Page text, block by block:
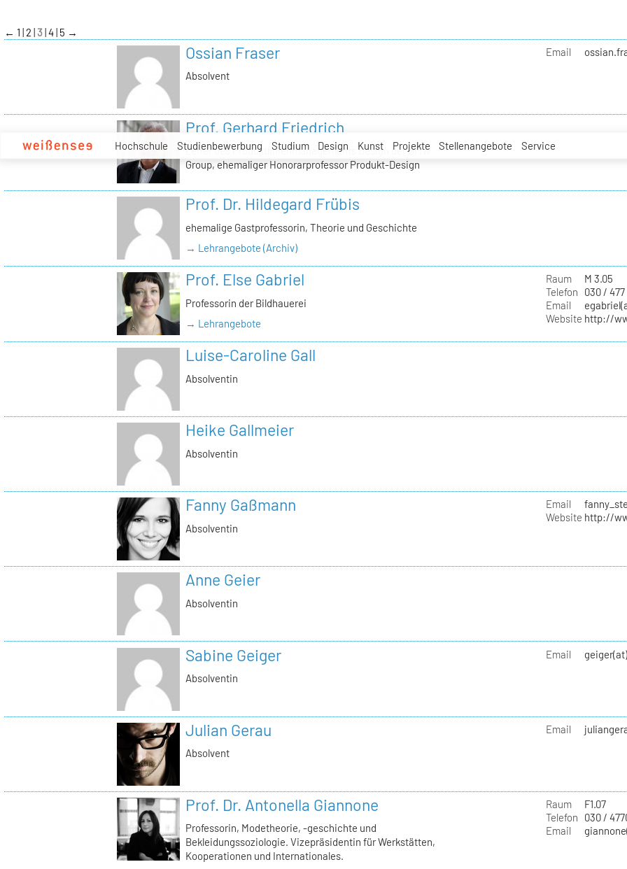
Hochschule Studienbewerbung Studium Design Kunst Projekte Stellenangebote Service
← 1 2 3 4 5 →
Ossian Fraser
Absolvent
Email
Prof. Gerhard Friedrich
Leiter des Produktlinienmanagements Design der BMW
Group, ehemaliger Honorarprofessor Produkt-Design
Prof. Dr. Hildegard Frübis
ehemalige Gastprofessorin, Theorie und Geschichte
→ Lehrangebote (Archiv)
Prof. Else Gabriel
Professorin der Bildhauerei
→ Lehrangebote
Raum
M 3.05
Telefon
030 /
Email
Website http://
Luise-Caroline Gall
Absolventin
Heike Gallmeier
Absolventin
Fanny Gaßmann
Absolventin
Email
Website http://
Anne Geier
Absolventin
Sabine Geiger
Absolventin
Email
Julian Gerau
Absolvent
Email
Prof. Dr. Antonella Giannone
Professorin, Modetheorie, -geschichte und
Bekleidungssoziologie. Vizepräsidentin für Werkstätten,
Kooperationen und Internationales.
Raum
F1.07
Telefon
030 /
Email